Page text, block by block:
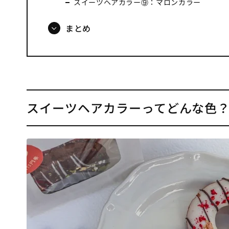
スイーツヘアカラー⑨：マロンカラー
まとめ
スイーツヘアカラーってどんな色